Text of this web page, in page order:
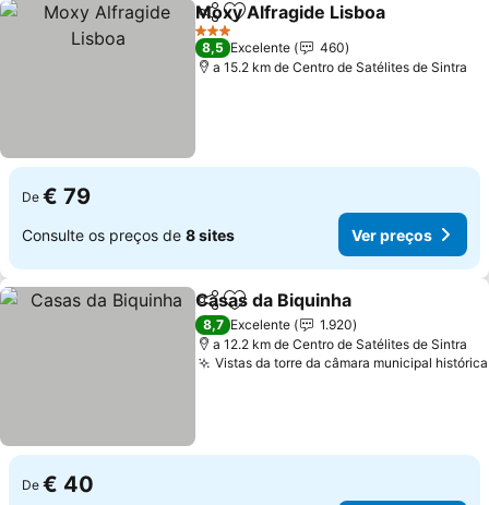
PartilharAdicionar aos favoritos
Moxy Alfragide Lisboa
3 Estrelas
8,5 Excelente
460
a 15.2 km de Centro de Satélites de Sintra
De € 79
Consulte os preços de 8 sites Ver preços
PartilharAdicionar aos favoritos
Casas da Biquinha
8,7 Excelente
1.920
a 12.2 km de Centro de Satélites de Sintra
Vistas da torre da câmara municipal histórica
De € 40